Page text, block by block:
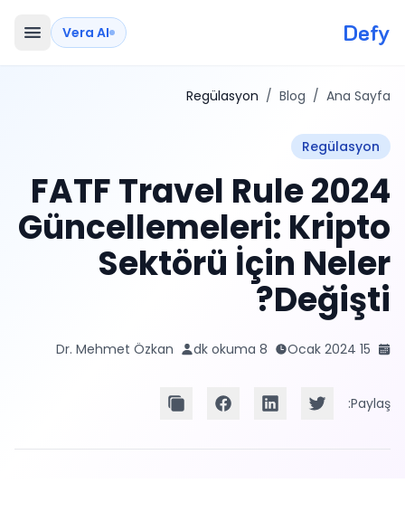
Defy
Vera AI
Ana Sayfa
/
Blog
/
Regülasyon
Regülasyon
2024 FATF Travel Rule
Güncellemeleri: Kripto
Sektörü İçin Neler
Değişti?
15 Ocak 2024
8 dk okuma
Dr. Mehmet Özkan
Paylaş: